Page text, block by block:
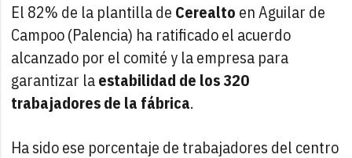
El 82% de la plantilla de Cerealto en Aguilar de
Campoo (Palencia) ha ratificado el acuerdo
alcanzado por el comité y la empresa para
garantizar laestabilidad de los 320
trabajadores de la fábrica.
Ha sido ese porcentaje de trabajadores del centro